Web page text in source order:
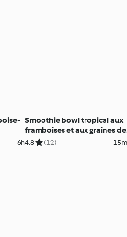
6h
Smoothie bowl tropical aux
framboises et aux graines de
chanvre
4.8 (12)